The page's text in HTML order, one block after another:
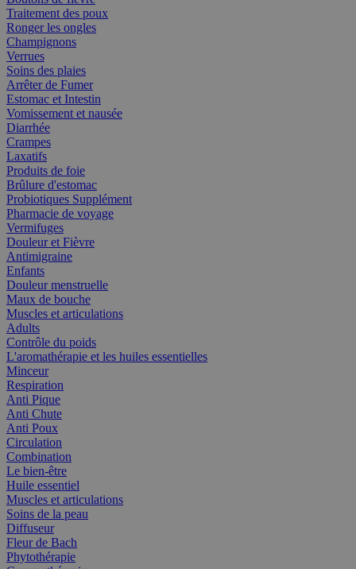
Traitement des poux
Ronger les ongles
Champignons
Verrues
Soins des plaies
Arrêter de Fumer
Estomac et Intestin
Vomissement et nausée
Diarrhée
Crampes
Laxatifs
Produits de foie
Brûlure d'estomac
Probiotiques Supplément
Pharmacie de voyage
Vermifuges
Douleur et Fièvre
Antimigraine
Enfants
Douleur menstruelle
Maux de bouche
Muscles et articulations
Adults
Contrôle du poids
L'aromathérapie et les huiles essentielles
Minceur
Respiration
Anti Pique
Anti Chute
Anti Poux
Circulation
Combination
Le bien-être
Huile essentiel
Muscles et articulations
Soins de la peau
Diffuseur
Fleur de Bach
Phytothérapie